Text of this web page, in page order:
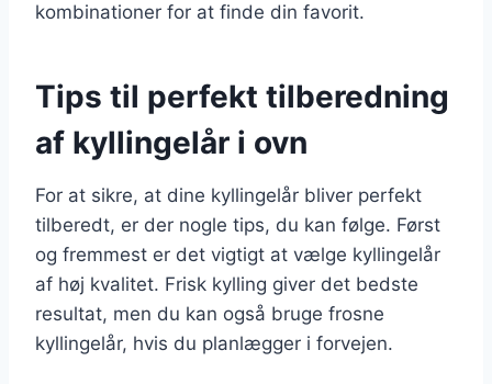
kombinationer for at finde din favorit.
Tips til perfekt tilberedning
af kyllingelår i ovn
For at sikre, at dine kyllingelår bliver perfekt
tilberedt, er der nogle tips, du kan følge. Først
og fremmest er det vigtigt at vælge kyllingelår
af høj kvalitet. Frisk kylling giver det bedste
resultat, men du kan også bruge frosne
kyllingelår, hvis du planlægger i forvejen.